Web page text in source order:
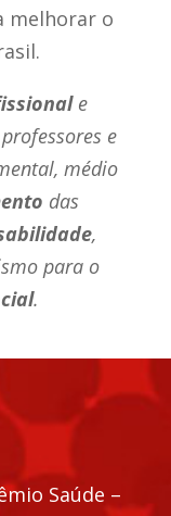
melhorar o
e
professores e
médio
das
,
para o
.
Saúde –